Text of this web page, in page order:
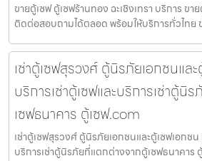
ขายตู้เซฟ ตู้เซฟร้านทอง ฉะเชิงเทรา บริการ ข
ติดต่อสอบถามได้ตลอด พร้อมให้บริการทั่วไทย
เช่าตู้เซฟสุรวงศ์ ตู้นิรภัยเอกชนแล
บริการเช่าตู้เซฟและบริการเช่าตู้นิ
เซฟธนาคาร ตู้เซฟ.com
เช่าตู้เซฟสุรวงศ์ ตู้นิรภัยเอกชนและตู้เซฟเอกชน
บริการเช่าตู้นิรภัยที่แตกต่างจากตู้เซฟธนาคาร